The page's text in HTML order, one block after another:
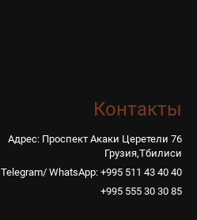
Контакты
Адрес: Проспект Акаки Церетели 76
Грузия,Тбилиси
Telegram/ WhatsApp: +995 511 43 40 40
+995 555 30 30 85